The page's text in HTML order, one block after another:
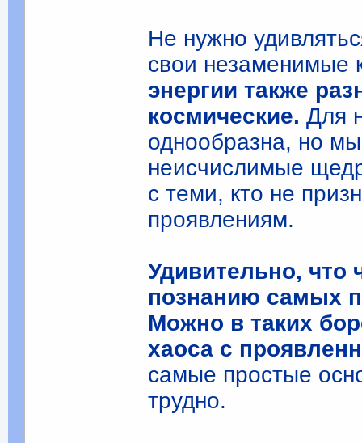
Не нужно
свои незаменимые
энергии также
космические. Для
однообразна, но
неисчислимые
с теми, кто не
проявлениям.
Удивительно, что
познанию самых
Можно в таких
хаоса с
самые простые
трудно.